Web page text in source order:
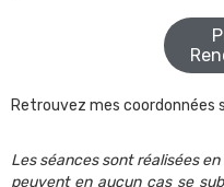
Retrouvez mes coordonnées
Les séances sont réalisées
peuvent en aucun cas se